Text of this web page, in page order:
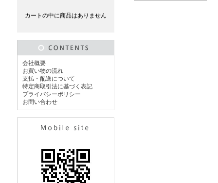
カートの中に商品はありません
会社概要
お買い物の流れ
支払・配送について
特定商取引法に基づく表記
プライバシーポリシー
お問い合わせ